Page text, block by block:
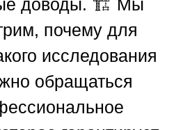
доводы. 🏗️ Мы
почему для
исследования
обращаться